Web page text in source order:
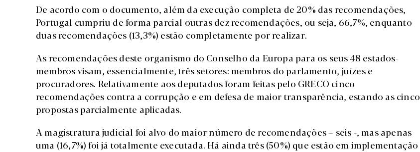
De acordo com o documento, além da execução completa de 20% das recomendações,
Portugal cumpriu de forma parcial outras dez recomendações, ou seja, 66,7%, enquanto
duas recomendações (13,3%) estão completamente por realizar.
As recomendações deste organismo do Conselho da Europa para os seus 48 estados-
membros visam, essencialmente, três setores: membros do parlamento, juízes e
procuradores. Relativamente aos deputados foram feitas pelo GRECO cinco
recomendações contra a corrupção e em defesa de maior transparência, estando as cinco
propostas parcialmente aplicadas.
A magistratura judicial foi alvo do maior número de recomendações – seis -, mas apenas
uma (16,7%) foi já totalmente executada. Há ainda três (50%) que estão em implementação